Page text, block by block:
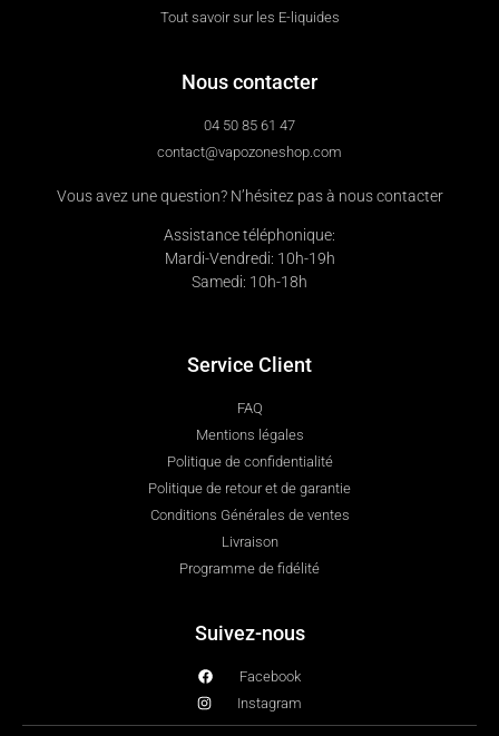
Tout savoir sur les E-liquides
Nous contacter
04 50 85 61 47
contact@vapozoneshop.com
Vous avez une question? N’hésitez pas à nous contacter
Assistance téléphonique:
Mardi-Vendredi: 10h-19h
Samedi: 10h-18h
Service Client
FAQ
Mentions légales
Politique de confidentialité
Politique de retour et de garantie
Conditions Générales de ventes
Livraison
Programme de fidélité
Suivez-nous
Facebook
Instagram